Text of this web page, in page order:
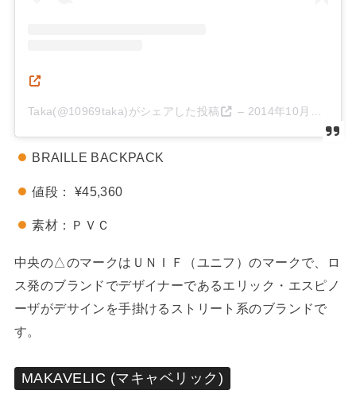
Taka(@10969taka)がシェアした投稿 – 2014年10月月15日午後3時24分PDT
BRAILLE BACKPACK
値段： ¥45,360
素材：ＰＶＣ
中央の△のマークはＵＮＩＦ（ユニフ）のマークで、ロ
ス発のブランドでデザイナーであるエリック・エスピノ
ーザがデサインを手掛けるストリート系のブランドで
す。
MAKAVELIC (マキャベリック)